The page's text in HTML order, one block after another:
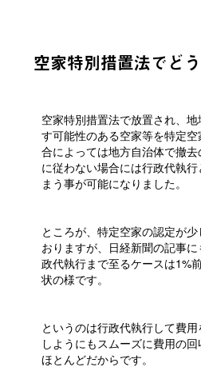
空家特別措置法でど
空家特別措置法で放置され、
す可能性のある空家等を特定
合によっては地方自治体で撤
に従わない場合には行政代執
まう事が可能になりました。
ところが、特定空家の認定が
おりますが、日経新聞の記事
政代執行まで至るケースは1%
状の様です。
というのは行政代執行して費
しようにもスムーズに費用の
ほとんどだからです。